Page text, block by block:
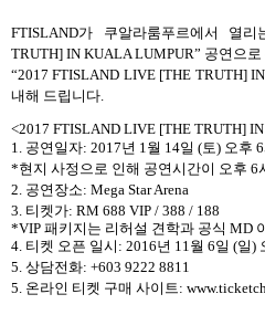
FTISLAND가 쿠알라룸푸르에서 열리
TRUTH] IN KUALA LUMPUR” 공연으
“2017 FTISLAND LIVE [THE TRUTH]
내해 드립니다.
<2017 FTISLAND LIVE [THE TRUTH]
1. 공연일자: 2017년 1월 14일 (토) 오후 6
*현지 사정으로 인해 공연시간이 오후 6
2. 공연장소: Mega Star Arena
3. 티켓가: RM 688 VIP / 388 / 188
*VIP 패키지는 리허설 견학과 공식 MD
4. 티켓 오픈 일시 : 2016년 11월 6일 (일)
5. 상담전화: +603 9222 8811
5. 온라인 티켓 구매 사이트: www.